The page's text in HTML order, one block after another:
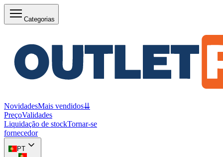
Categorias
NovidadesMais vendidos⇊
PreçoValidades
Liquidação de stockTornar-se
fornecedor
PT